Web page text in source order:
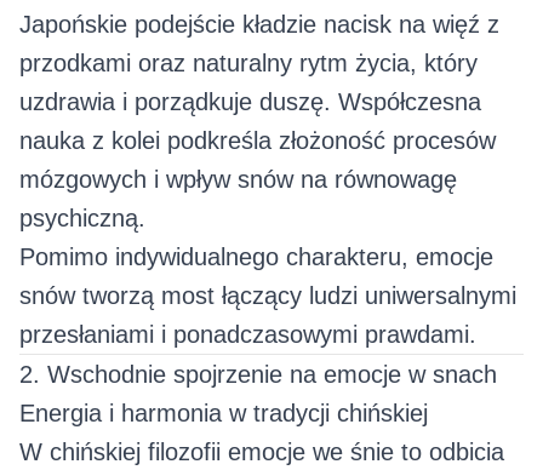
Japońskie podejście kładzie nacisk na więź z
przodkami oraz naturalny rytm życia, który
uzdrawia i porządkuje duszę. Współczesna
nauka z kolei podkreśla złożoność procesów
mózgowych i wpływ snów na równowagę
psychiczną.
Pomimo indywidualnego charakteru, emocje
snów tworzą most łączący ludzi uniwersalnymi
przesłaniami i ponadczasowymi prawdami.
2. Wschodnie spojrzenie na emocje w snach
Energia i harmonia w tradycji chińskiej
W chińskiej filozofii emocje we śnie to odbicia